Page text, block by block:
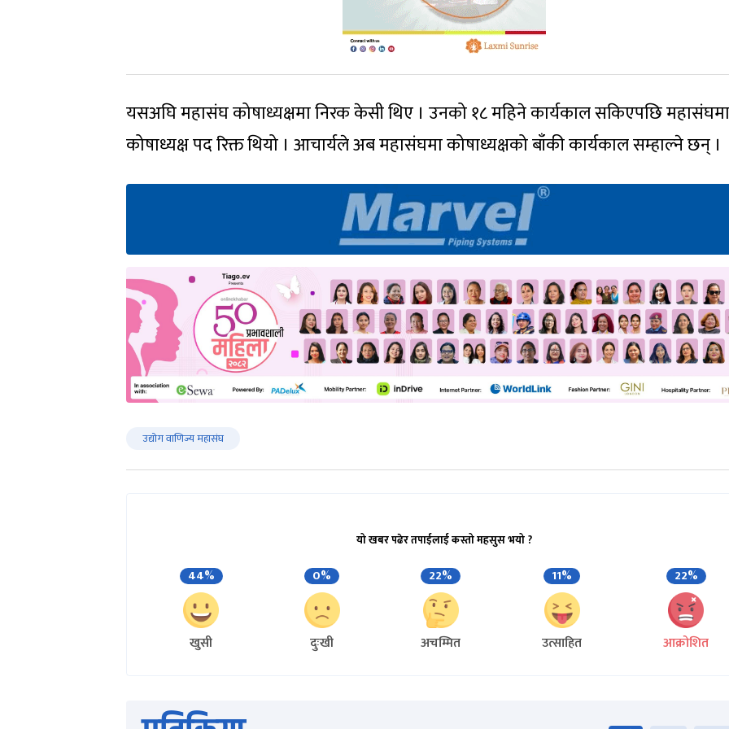
यसअघि महासंघ कोषाध्यक्षमा निरक केसी थिए । उनको १८ महिने कार्यकाल सकिएपछि महासंघमा
कोषाध्यक्ष पद रिक्त थियो । आचार्यले अब महासंघमा कोषाध्यक्षको बाँकी कार्यकाल सम्हाल्ने छन् ।
उद्योग वाणिज्य महासंघ
यो खबर पढेर तपाईलाई कस्तो महसुस भयो ?
44%
खुसी
0%
दुःखी
22%
अचम्मित
11%
उत्साहित
22%
आक्रोशित